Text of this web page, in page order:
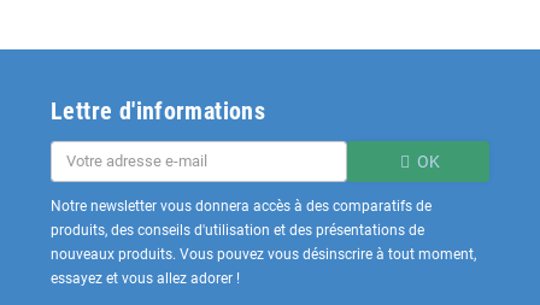
Lettre d'informations
OK
Notre newsletter vous donnera accès à des comparatifs de
produits, des conseils d'utilisation et des présentations de
nouveaux produits. Vous pouvez vous désinscrire à tout moment,
essayez et vous allez adorer !